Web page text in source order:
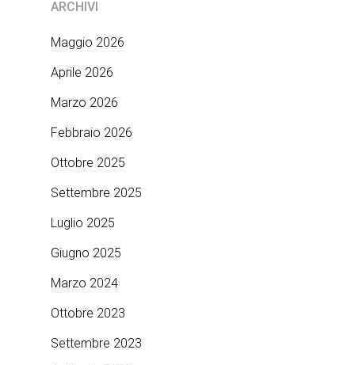
ARCHIVI
Maggio 2026
Aprile 2026
Marzo 2026
Febbraio 2026
Ottobre 2025
Settembre 2025
Luglio 2025
Giugno 2025
Marzo 2024
Ottobre 2023
Settembre 2023